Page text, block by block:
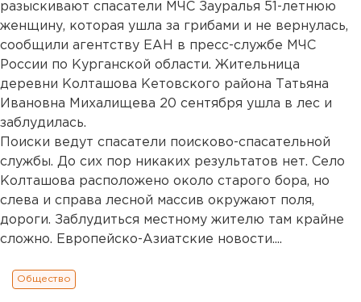
разыскивают спасатели МЧС Зауралья 51-летнюю
женщину, которая ушла за грибами и не вернулась,
сообщили агентству ЕАН в пресс-службе МЧС
России по Курганской области. Жительница
деревни Колташова Кетовского района Татьяна
Ивановна Михалищева 20 сентября ушла в лес и
заблудилась.
Поиски ведут спасатели поисково-спасательной
службы. До сих пор никаких результатов нет. Село
Колташова расположено около старого бора, но
слева и справа лесной массив окружают поля,
дороги. Заблудиться местному жителю там крайне
сложно. Европейско-Азиатские новости....
Общество